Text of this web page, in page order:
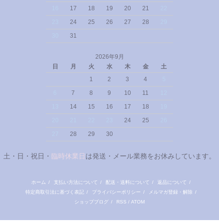
17 18 19 20 21
24 25 26 27 28
31
2026年9月
日
月 火 水 木 金
土
1
2 3 4
7 8 9 10 11
14 15 16 17 18
24 25
28 29 30
土・日・祝日・ 臨時休業日 は発送・メール業務をお休みしています。
ホーム / 支払い方法について / 配送・送料について / 返品について /
特定商取引法に基づく表記 / プライバシーポリシー / メルマガ登録・解除 /
ショップブログ / RSS / ATOM